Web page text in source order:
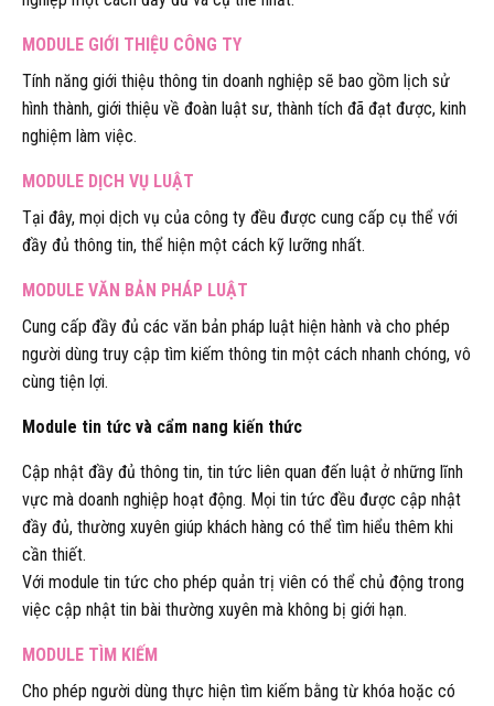
MODULE GIỚI THIỆU CÔNG TY
Tính năng giới thiệu thông tin doanh nghiệp sẽ bao gồm lịch sử
hình thành, giới thiệu về đoàn luật sư, thành tích đã đạt được, kinh
nghiệm làm việc.
MODULE DỊCH VỤ LUẬT
Tại đây, mọi dịch vụ của công ty đều được cung cấp cụ thể với
đầy đủ thông tin, thể hiện một cách kỹ lưỡng nhất.
MODULE VĂN BẢN PHÁP LUẬT
Cung cấp đầy đủ các văn bản pháp luật hiện hành và cho phép
người dùng truy cập tìm kiếm thông tin một cách nhanh chóng, vô
cùng tiện lợi.
Module tin tức và cẩm nang kiến thức
Cập nhật đầy đủ thông tin, tin tức liên quan đến luật ở những lĩnh
vực mà doanh nghiệp hoạt động. Mọi tin tức đều được cập nhật
đầy đủ, thường xuyên giúp khách hàng có thể tìm hiểu thêm khi
cần thiết.
Với module tin tức cho phép quản trị viên có thể chủ động trong
việc cập nhật tin bài thường xuyên mà không bị giới hạn.
MODULE TÌM KIẾM
Cho phép người dùng thực hiện tìm kiếm bằng từ khóa hoặc có